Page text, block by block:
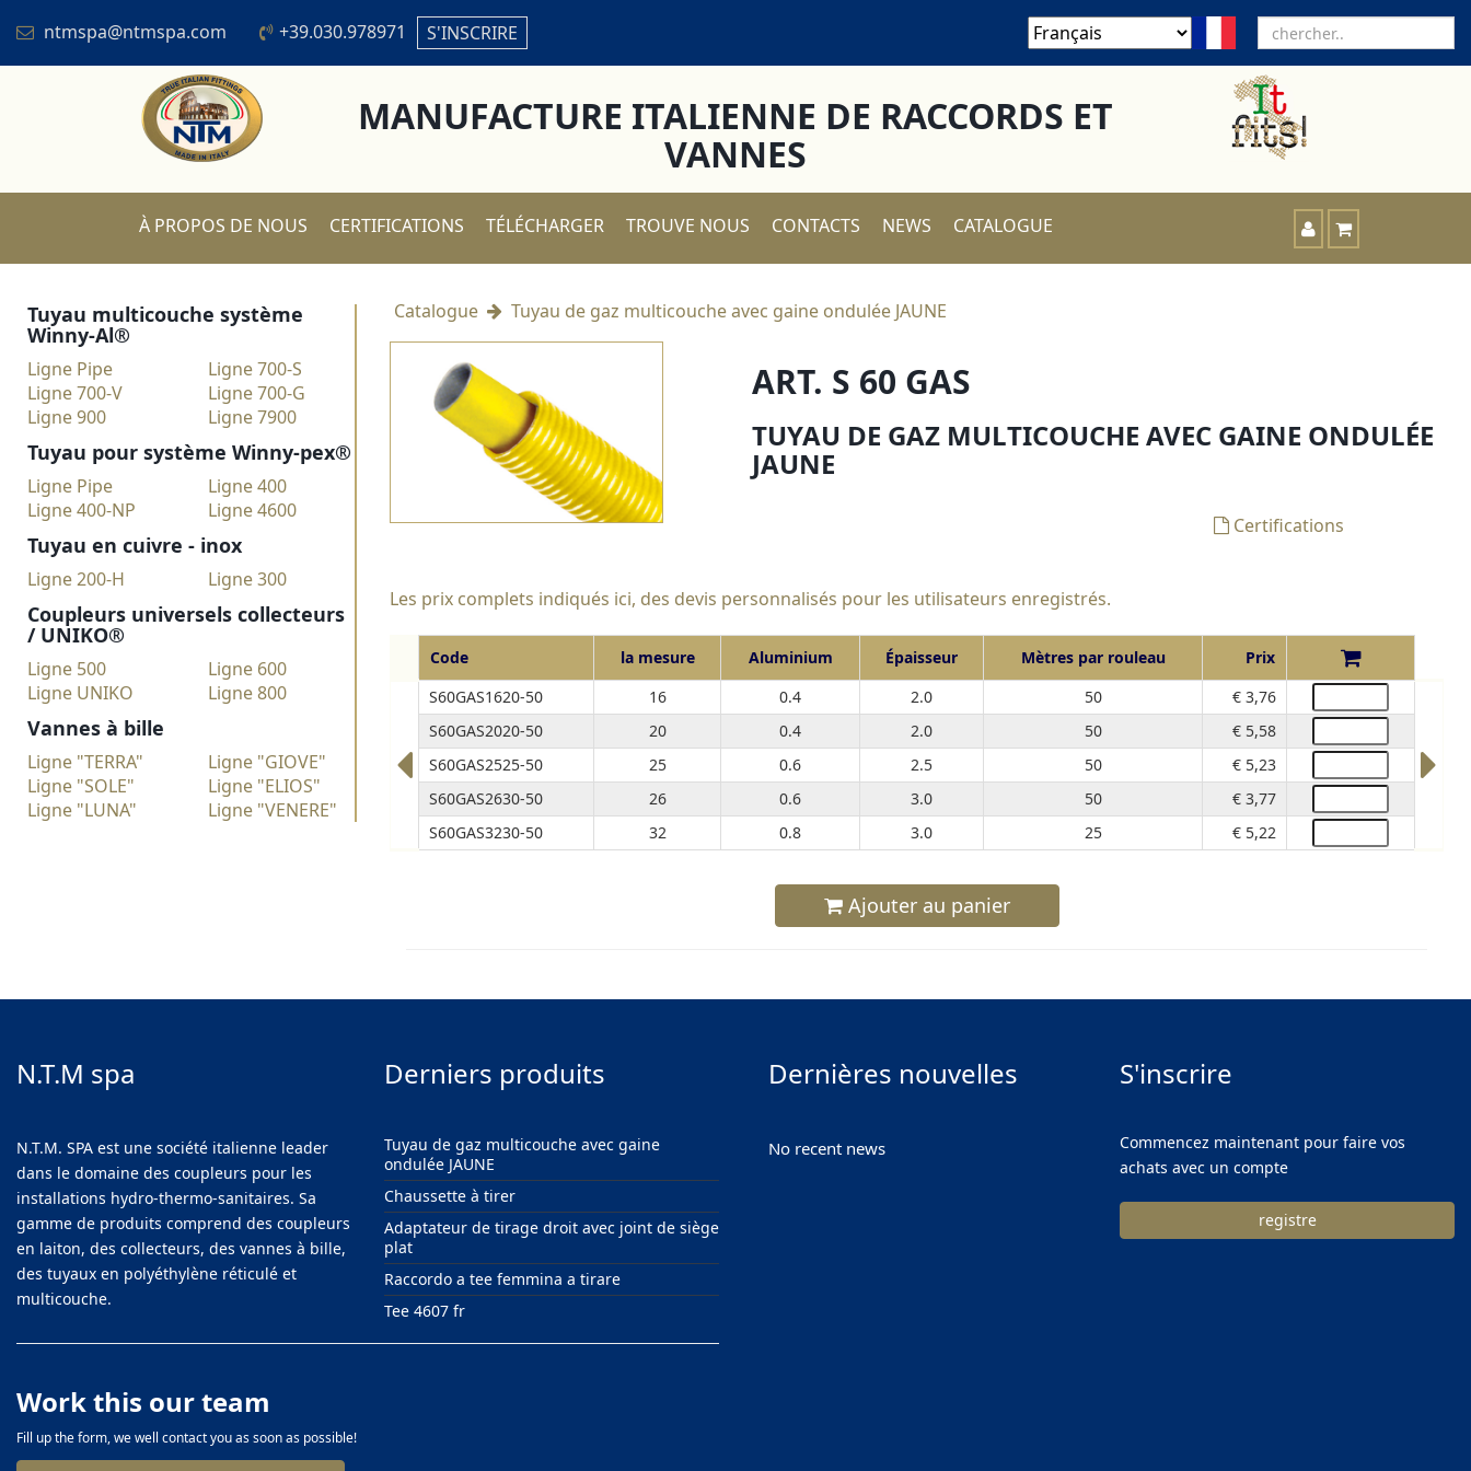
ntmspa@ntmspa.com +39.030.978971 S'INSCRIRE
MANUFACTURE ITALIENNE DE RACCORDS ET
VANNES
À PROPOS DE NOUS CERTIFICATIONS TÉLÉCHARGER TROUVE NOUS CONTACTS NEWS CATALOGUE
Tuyau multicouche système
Winny-Al®
Ligne Pipe
Ligne 700-S
Ligne 700-V
Ligne 700-G
Ligne 900
Ligne 7900
Tuyau pour système Winny-pex®
Ligne Pipe
Ligne 400
Ligne 400-NP
Ligne 4600
Tuyau en cuivre - inox
Ligne 200-H Ligne 300
Coupleurs universels collecteurs
/ UNIKO®
Ligne 500
Ligne 600
Ligne UNIKO
Ligne 800
Vannes à bille
Ligne "TERRA"
Ligne "GIOVE"
Ligne "SOLE"
Ligne "ELIOS"
Ligne "LUNA"
Ligne "VENERE"
Catalogue Tuyau de gaz multicouche avec gaine ondulée JAUNE
ART. S 60 GAS
TUYAU DE GAZ MULTICOUCHE AVEC GAINE ONDULÉE
JAUNE
Certifications
Les prix complets indiqués ici, des devis personnalisés pour les utilisateurs enregistrés.
Code la mesure Aluminium Épaisseur Mètres par rouleau
Prix
S60GAS1620-50
16 0.4 2.0 50
€ 3,76
S60GAS2020-50
20 0.4 2.0 50
€ 5,58
S60GAS2525-50
25 0.6 2.5 50
€ 5,23
S60GAS2630-50
26 0.6 3.0 50
€ 3,77
S60GAS3230-50
32 0.8 3.0 25 € 5,22
Ajouter au panier
N.T.M spa
N.T.M. SPA est une société italienne leader
dans le domaine des coupleurs pour les
installations hydro-thermo-sanitaires. Sa
gamme de produits comprend des coupleurs
en laiton, des collecteurs, des vannes à bille,
des tuyaux en polyéthylène réticulé et
multicouche.
Derniers produits
Tuyau de gaz multicouche avec gaine
ondulée JAUNE
Chaussette à tirer
Adaptateur de tirage droit avec joint de siège
plat
Raccordo a tee femmina a tirare
Tee 4607 fr
Work this our team
Fill up the form, we well contact you as soon as possible!
Dernières nouvelles
No recent news
S'inscrire
Commencez maintenant pour faire vos
achats avec un compte
registre